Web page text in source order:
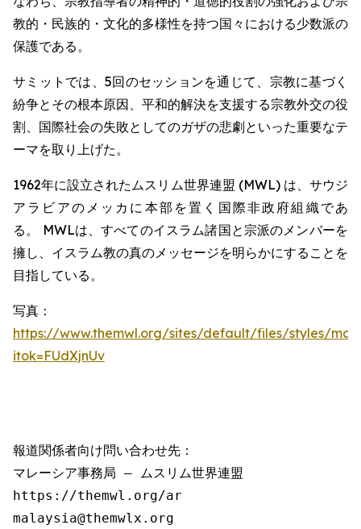
教的・民族的・文化的多様性を持つ国々における少数派の
保護である。
サミットでは、5回のセッションを通じて、宗教に基づく
紛争とその根本原因、平和的解決を支援する宗教外交の役
割、国際社会の失敗としてのガザの悲劇といった重要なテ
ーマを取り上げた。
1962年に設立されたムスリム世界連盟 (MWL) は、サウジ
アラビアのメッカに本部を置く国際非政府組織であ
る。 MWLは、すべてのイスラム諸国と宗派のメンバーを
擁し、イスラム教の真のメッセージを明らかにすることを
目指している。
写真：
https://www.themwl.org/sites/default/files/styles/
itok=FUdXjnUv
報道関係者向け問い合わせ先：
マレーシア事務局 – ムスリム世界連盟
https://themwl.org/ar
malaysia@themwlx.org